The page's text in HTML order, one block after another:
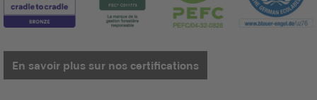
En savoir plus sur nos certifications